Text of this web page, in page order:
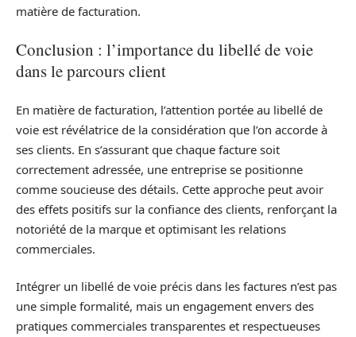
matière de facturation.
Conclusion : l’importance du libellé de voie
dans le parcours client
En matière de facturation, l’attention portée au libellé de
voie est révélatrice de la considération que l’on accorde à
ses clients. En s’assurant que chaque facture soit
correctement adressée, une entreprise se positionne
comme soucieuse des détails. Cette approche peut avoir
des effets positifs sur la confiance des clients, renforçant la
notoriété de la marque et optimisant les relations
commerciales.
Intégrer un libellé de voie précis dans les factures n’est pas
une simple formalité, mais un engagement envers des
pratiques commerciales transparentes et respectueuses